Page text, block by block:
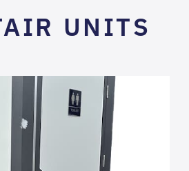
UNITS